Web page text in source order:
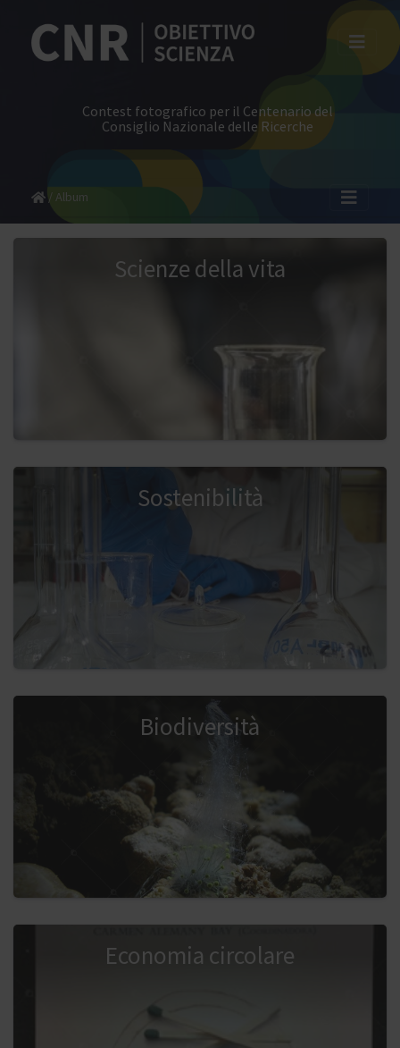
Contest fotografico per il Centenario del
Consiglio Nazionale delle Ricerche
Album
Scienze della vita
Sostenibilità
Biodiversità
Economia circolare